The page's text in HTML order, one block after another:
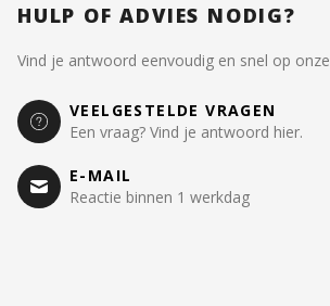
HULP OF ADVIES NODIG?
Vind je antwoord eenvoudig en snel op onze
VEELGESTELDE VRAGEN
Een vraag? Vind je antwoord hier.
E-MAIL
Reactie binnen 1 werkdag